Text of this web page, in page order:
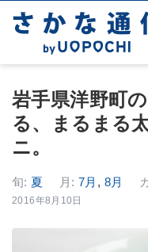
岩手県洋野町
る、まるまる
ニ。
旬: 夏 月: 7月 , 8月
2016年8月10日